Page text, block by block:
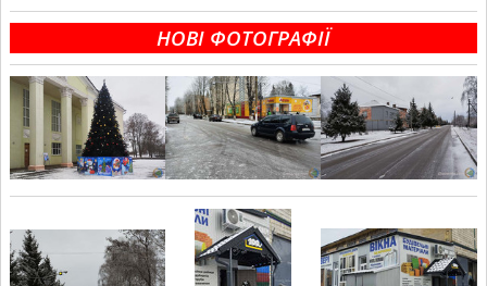
НОВІ ФОТОГРАФІЇ